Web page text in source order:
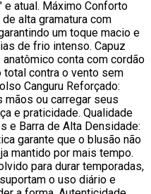
atual. Máximo Conforto
alta gramatura com
um toque macio e
de frio intenso. Capuz
conta com cordão
contra o vento sem
Canguru Reforçado:
mãos ou carregar seus
e praticidade. Qualidade
e Barra de Alta Densidade:
garante que o blusão não
mantido por mais tempo.
para durar temporadas,
o uso diário e